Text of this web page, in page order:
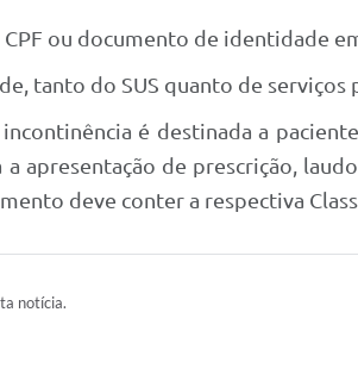
ou documento de identidade
tanto do SUS quanto de serviços
é destinada a
apresentação de prescrição,
deve conter a respectiva
notícia.